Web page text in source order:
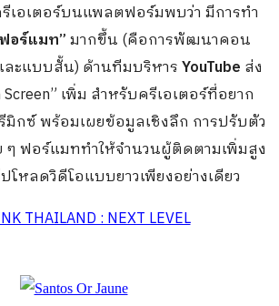
เอเตอร์บนแพลตฟอร์มพบว่า มีการทำ
อร์แมท”มากขึ้น (คือการพัฒนาคอน
ะแบบสั้น) ด้านทีมบริหารYouTube ส่ง
Screen” เพิ่ม สำหรับครีเอเตอร์ที่อยาก
กซ์ พร้อมเผยข้อมูลเชิงลึก การปรับตัว
ฟอร์แมททำให้จำนวนผู้ติดตามเพิ่มสูง
หลดวิดีโอแบบยาวเพียงอย่างเดียว